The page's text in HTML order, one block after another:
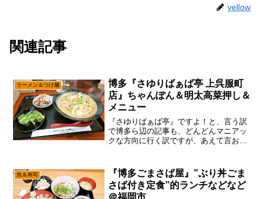
yellow
関連記事
ラーメン＆つけ麺
博多『さゆりばぁば亭 上呉服町
店』ちゃんぽん＆明太高菜押し＆
メニュー
『さゆりばぁば亭』ですよ！と、言う訳
で博多ら辺の記事も、どんどんマニアッ
クな方向に行く訳ですが、あえて言お
せみんな知っているんだから、わざわざ
当サイトで扱わなくても？み...
魚＆寿司
『博多ごまさば屋』”ぶり丼ごま
さば付き定食”的ランチなどなど
＠福岡市